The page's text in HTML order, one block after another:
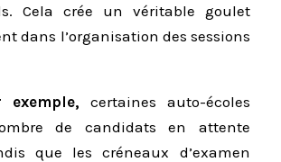
Cela crée un véritable goulet
dans l’organisation des sessions
certaines auto-écoles
de candidats en attente
que les créneaux d’examen